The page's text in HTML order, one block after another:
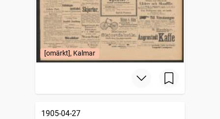
[omärkt], Kalmar
1905-04-27